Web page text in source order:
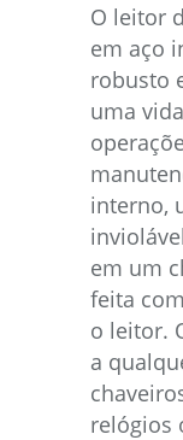
O leitor
em aço
robusto
uma
interno,
em um
feita
o leitor.
a
relógios